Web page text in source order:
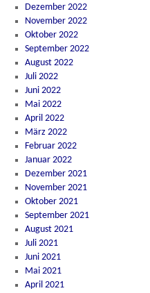
Dezember 2022
November 2022
Oktober 2022
September 2022
August 2022
Juli 2022
Juni 2022
Mai 2022
April 2022
März 2022
Februar 2022
Januar 2022
Dezember 2021
November 2021
Oktober 2021
September 2021
August 2021
Juli 2021
Juni 2021
Mai 2021
April 2021